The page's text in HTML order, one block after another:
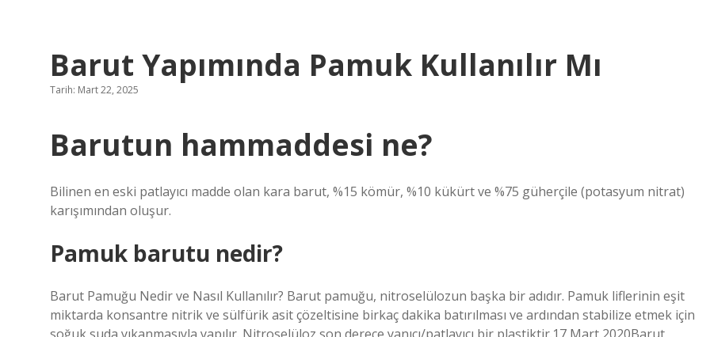
Barut Yapımında Pamuk Kullanılır Mı
Tarih: Mart 22, 2025
Barutun hammaddesi ne?
Bilinen en eski patlayıcı madde olan kara barut, %15 kömür, %10 kükürt ve %75 güherçile (potasyum nitrat)
karışımından oluşur.
Pamuk barutu nedir?
Barut Pamuğu Nedir ve Nasıl Kullanılır? Barut pamuğu, nitroselülozun başka bir adıdır. Pamuk liflerinin eşit
miktarda konsantre nitrik ve sülfürik asit çözeltisine birkaç dakika batırılması ve ardından stabilize etmek için